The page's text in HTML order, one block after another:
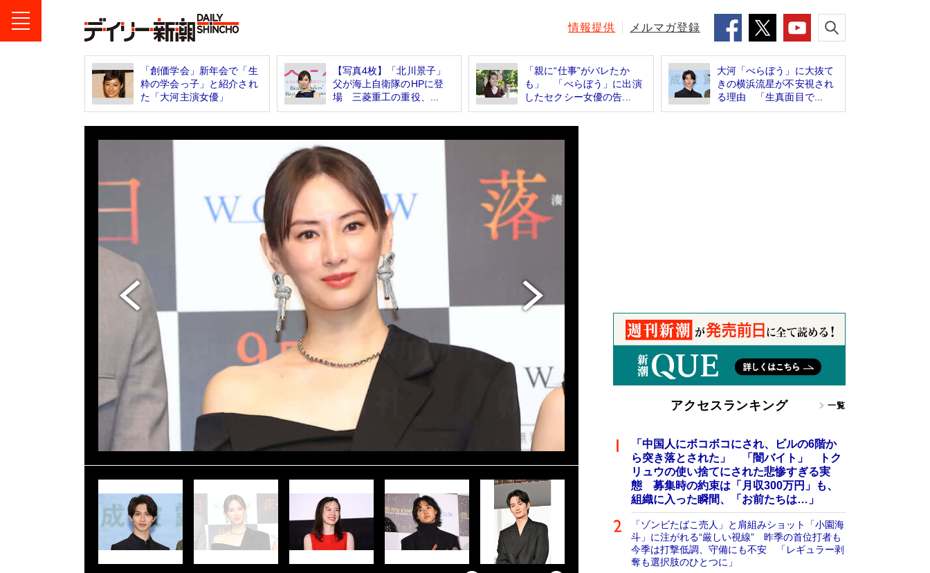
情報提供 メルマガ登録
「創価学会」新年会で「生
粋の学会っ子」と紹介され
た「大河主演女優」
【写真4枚】「北川景子」
父が海上自衛隊のHPに登
場 三菱重工の重役、...
「親に“仕事”がバレたか
も」 「べらぼう」に出演
したセクシー女優の告...
大河「べらぼう」に大抜て
きの横浜流星が不安視され
る理由 「生真面目で...
アクセスランキング 一覧
「中国人にボコボコにされ、ビルの6階か
ら突き落とされた」 「闇バイト」 トク
リュウの使い捨てにされた悲惨すぎる実
態 募集時の約束は「月収300万円」も、
組織に入った瞬間、「お前たちは…」
「ゾンビたばこ売人」と肩組みショット「小園海
斗」に注がれる“厳しい視線” 昨季の首位打者も
今季は打撃低調、守備にも不安 「レギュラー剥
奪も選択肢のひとつに」